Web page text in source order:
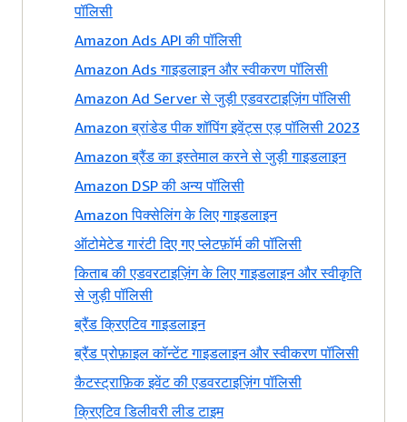
पॉलिसी
Amazon Ads API की पॉलिसी
Amazon Ads गाइडलाइन और स्वीकरण पॉलिसी
Amazon Ad Server से जुड़ी एडवरटाइज़िंग पॉलिसी
Amazon ब्रांडेड पीक शॉपिंग इवेंट्स एड़ पॉलिसी 2023
Amazon ब्रैंड का इस्तेमाल करने से जुड़ी गाइडलाइन
Amazon DSP की अन्य पॉलिसी
Amazon पिक्सेलिंग के लिए गाइडलाइन
ऑटोमेटेड गारंटी दिए गए प्लेटफ़ॉर्म की पॉलिसी
किताब की एडवरटाइज़िंग के लिए गाइडलाइन और स्वीकृति
से जुड़ी पॉलिसी
ब्रैंड क्रिएटिव गाइडलाइन
ब्रैंड प्रोफ़ाइल कॉन्टेंट गाइडलाइन और स्वीकरण पॉलिसी
कैटस्ट्राफ़िक इवेंट की एडवरटाइज़िंग पॉलिसी
क्रिएटिव डिलीवरी लीड टाइम